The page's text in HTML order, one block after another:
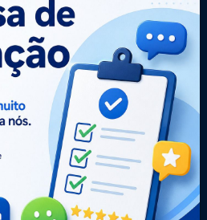
Carta de
Serviços
Administração
Ouvidoria e
Serviço de
Informação
E-sic
Como
solicitar
Consulte sua
Solicitação
Decretos
Estatísticas
Formulários
Prazos e
autoridades